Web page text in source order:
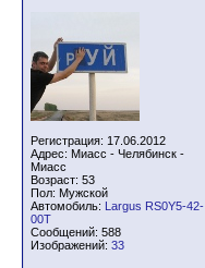
Регистрация: 17.06.2012
Адрес: Миасс - Челябинск -
Миасс
Возраст: 53
Пол: Мужской
Автомобиль: Largus RS0Y5-42-
00T
Сообщений: 588
Изображений: 33